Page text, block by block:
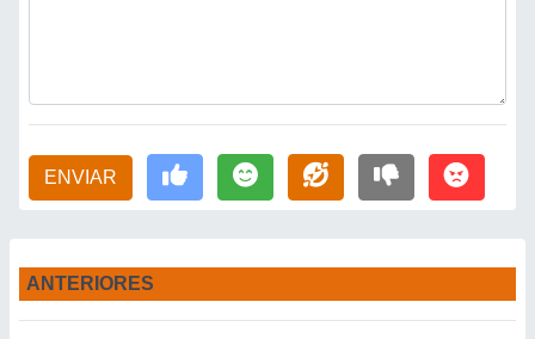
ENVIAR
ANTERIORES